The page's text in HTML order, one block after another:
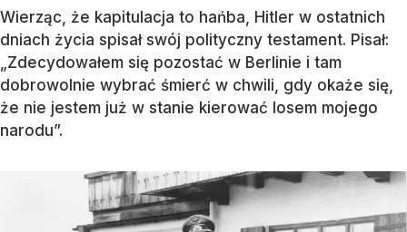
Wierząc, że kapitulacja to hańba, Hitler w ostatnich
dniach życia spisał swój polityczny testament. Pisał:
„Zdecydowałem się pozostać w Berlinie i tam
dobrowolnie wybrać śmierć w chwili, gdy okaże się,
że nie jestem już w stanie kierować losem mojego
narodu”.